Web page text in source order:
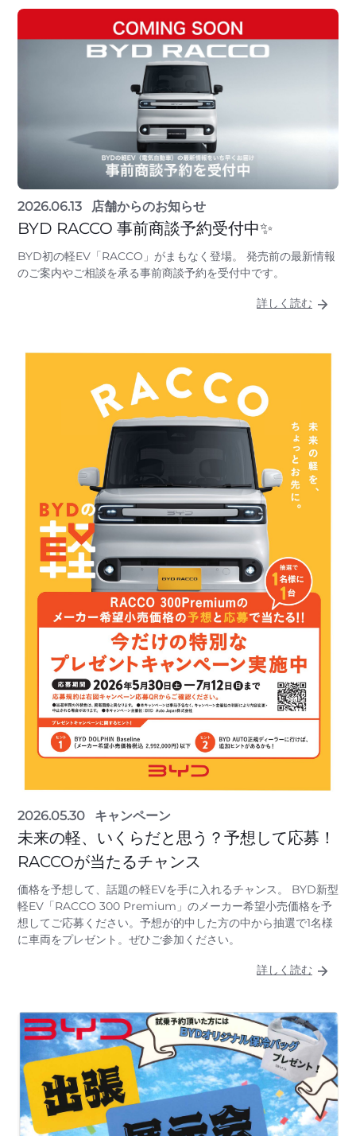
2026.06.13 店舗からのお知らせ
BYD RACCO 事前商談予約受付中✨
BYD初の軽EV「RACCO」がまもなく登場。 発売前の最新情報
のご案内やご相談を承る事前商談予約を受付中です。
詳しく読む
2026.05.30 キャンペーン
未来の軽、いくらだと思う？予想して応募！
RACCOが当たるチャンス
価格を予想して、話題の軽EVを手に入れるチャンス。 BYD新型
軽EV「RACCO 300 Premium」のメーカー希望小売価格を予
想してご応募ください。予想が的中した方の中から抽選で1名様
に車両をプレゼント。ぜひご参加ください。
詳しく読む